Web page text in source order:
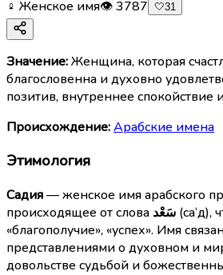
♀ Женское имя👁3787 🤍31
Значение:Женщина, которая
благословенна и духовно
позитив, внутреннее спокойствие
Происхождение:Арабские имена
Этимология
Садия— женское имя арабского
происходящее от слова سَعْد (са‘д),
«благополучие», «успех». Имя
представлениями о духовном и
довольстве судьбой и